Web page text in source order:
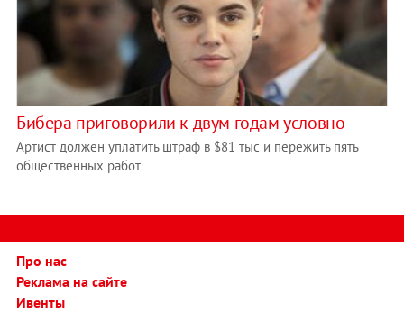
Бибера приговорили к двум годам условно
Артист должен уплатить штраф в $81 тыс и пережить пять
общественных работ
Про нас
Реклама на сайте
Ивенты